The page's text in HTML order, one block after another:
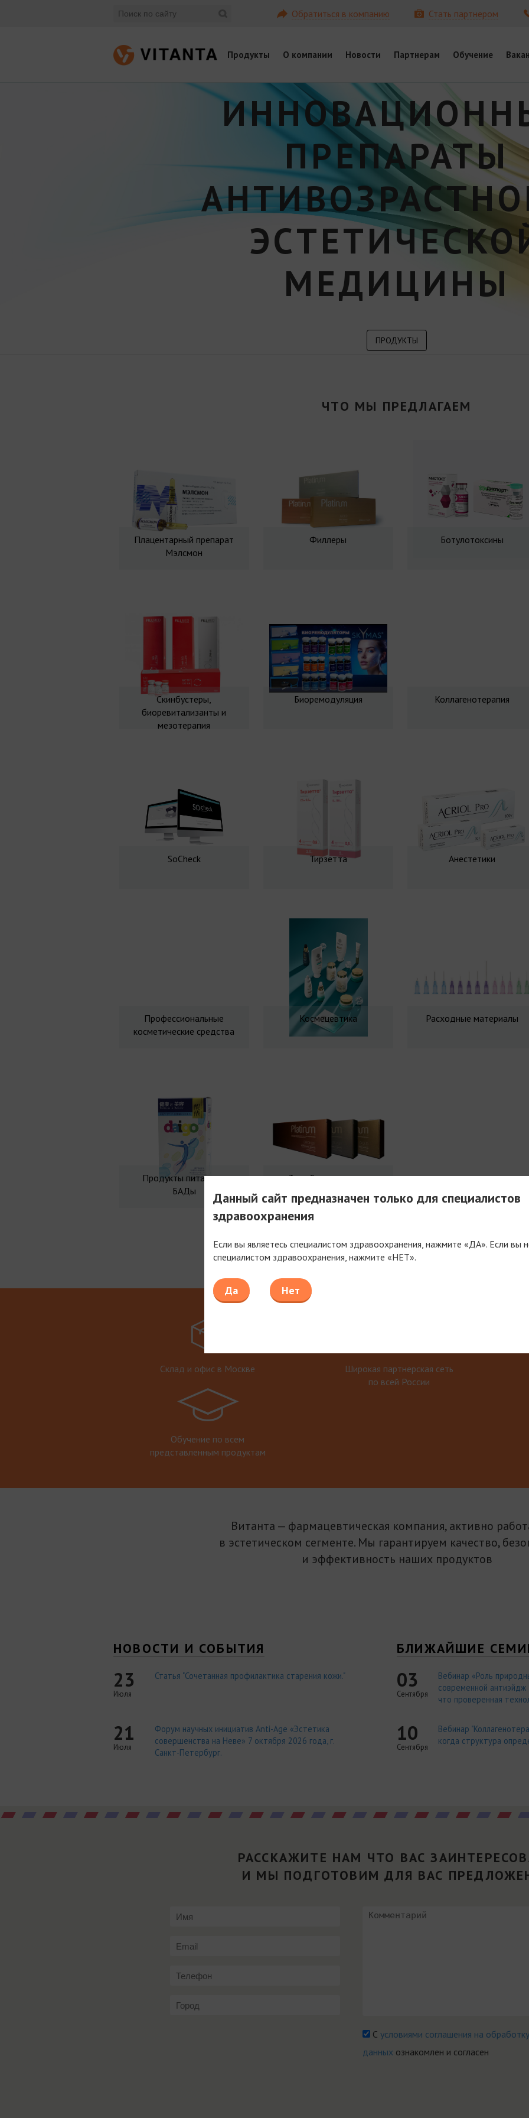
Обратиться в компанию Стать партнером
Продукты О компании Новости Партнерам Обучение
ПРЕПАРАТЫ
МЕДИЦИНЫ
ПРОДУКТЫ
ЧТО МЫ ПРЕДЛАГАЕМ
Плацентарный препарат
Мэлсмон
Филлеры Ботулотоксины
Скинбустеры,
биоревитализанты и
мезотерапия
Биоремодуляция Коллагенотерапия
SoCheck Тирзетта Анестетики
Профессиональные
косметические средства
Космецевтика Расходные материалы
Продукты питания и
БАДы
3 мл Совершенства
Мы работаем только с компаниями, имеющими
Склад и офис в Москве
Широкая партнерская сеть
по всей России
Обучение по всем
представленным продуктам
Витанта — фармацевтическая компания, активно
в эстетическом сегменте. Мы гарантируем качество,
и эффективность наших продуктов
НОВОСТИ И СОБЫТИЯ
23
Июля
Статья "Сочетанная профилактика старения кожи."
21
Июля
Форум научных инициатив Anti-Age «Эстетика
совершенства на Неве» 7 октября 2026 года, г.
Санкт-Петербург.
БЛИЖАЙШИЕ
03
Сентября
Вебинар «Роль
современной
что проверенная
10
Сентября
Вебинар
когда структура
РАССКАЖИТЕ НАМ ЧТО ВАС
И МЫ ПОДГОТОВИМ ДЛЯ ВАС
Сусловиями соглашения на
данных ознакомлен и согласен
Данный сайт предназначен только для специалистов
здравоохранения
Если вы являетесь специалистом здравоохранения, нажмите «ДА». Если вы
специалистом здравоохранения, нажмите «НЕТ».
Да Нет